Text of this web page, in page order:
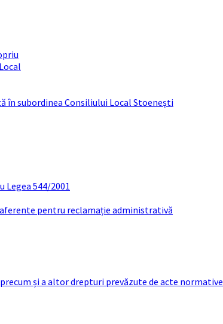
în subordinea Consiliului Local Stoenești
Legea 544/2001
pentru reclamație administrativă
și a altor drepturi prevăzute de acte normative